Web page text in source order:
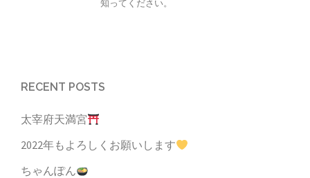
知ってください。
RECENT POSTS
太宰府天満宮
2022年もよろしくお願いします
ちゃんぽん